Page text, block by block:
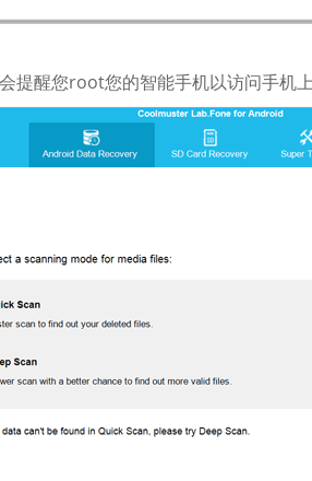
提醒您root您的智能手机以访问手机上